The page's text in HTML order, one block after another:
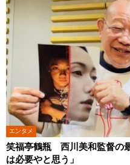
エンタメ
笑福亭鶴瓶 西川美和監督の
は必要やと思う」